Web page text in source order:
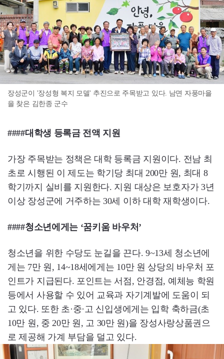
장성군이 '장성형 복지 모델' 추진으로 주목받고 있다. 남면 자풍마을
을 찾은 김한종 군수
####대학생 등록금 전액 지원
가장 주목받는 정책은 대학 등록금 지원이다. 전남 최
초로 시행된 이 제도는 학기당 최대 200만 원, 최대 8
학기까지 실비를 지원한다. 지원 대상은 보호자가 3년
이상 장성군에 거주하는 30세 이하 대학 재학생이다.
####청소년에게는 ‘꿈키움 바우처’
청소년을 위한 수당도 눈길을 끈다. 9~13세 청소년에
게는 7만 원, 14~18세에게는 10만 원 상당의 바우처 포
인트가 지급된다. 포인트는 서점, 안경점, 예체능 학원
등에서 사용할 수 있어 교육과 자기계발에 도움이 되
고 있다. 또한 초·중·고 신입생에게는 입학 축하금(초
10만 원, 중 20만 원, 고 30만 원)을 장성사랑상품권으
로 제공해 가계 부담을 덜고 있다.